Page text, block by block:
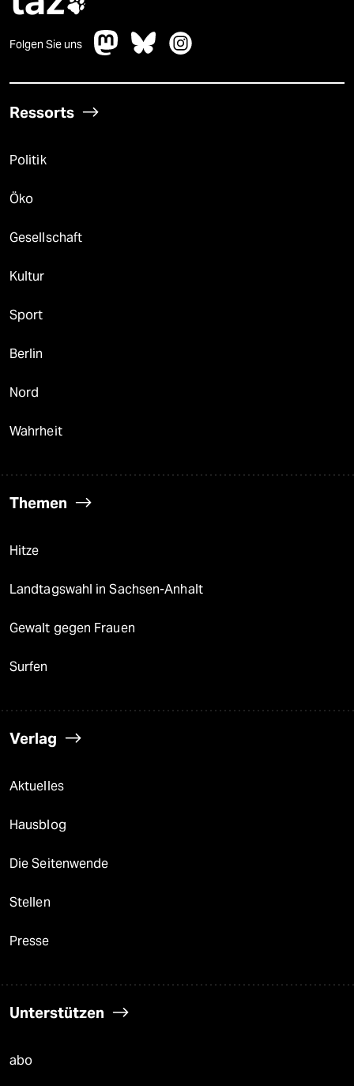
Folgen Sie uns
Ressorts
Politik
Öko
Gesellschaft
Kultur
Sport
Berlin
Nord
Wahrheit
Themen
Hitze
Landtagswahl in Sachsen-Anhalt
Gewalt gegen Frauen
Surfen
Verlag
Aktuelles
Hausblog
Die Seitenwende
Stellen
Presse
Unterstützen
abo